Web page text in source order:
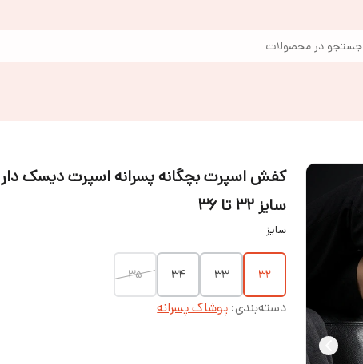
جستجو در محصولات
کفش اسپرت بچگانه پسرانه اسپرت دیسک دار
سایز ۳۲ تا ۳۶
سایز
32
33
34
35
دسته‌بندی: پوشاک پسرانه